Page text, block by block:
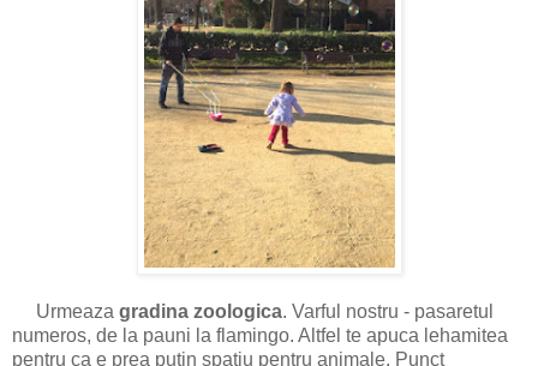
Urmeaza gradina zoologica. Varful nostru - pasaretul
numeros, de la pauni la flamingo. Altfel te apuca lehamitea
pentru ca e prea putin spatiu pentru animale. Punct